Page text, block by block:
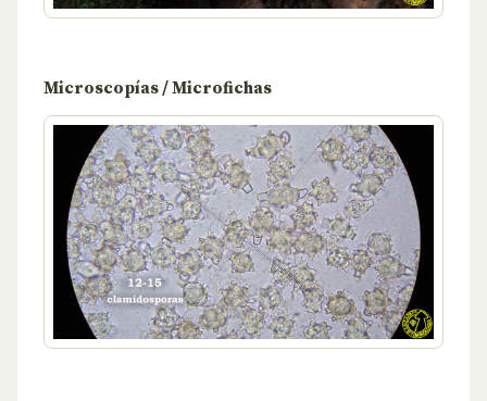
Microscopías / Microfichas